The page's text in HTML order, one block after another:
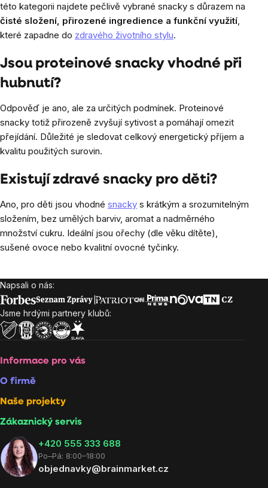
této kategorii najdete pečlivě vybrané snacky s důrazem na
čisté složení, přirozené ingredience a funkční využití,
které zapadne do zdravého životního stylu.
Jsou proteinové snacky vhodné při
hubnutí?
Odpověď je ano, ale za určitých podmínek. Proteinové
snacky totiž přirozeně zvyšují sytivost a pomáhají omezit
přejídání. Důležité je sledovat celkový energetický příjem a
kvalitu použitých surovin.
Existují zdravé snacky pro děti?
Ano, pro děti jsou vhodné snacky s krátkým a srozumitelným
složením, bez umělých barviv, aromat a nadměrného
množství cukru. Ideální jsou ořechy (dle věku dítěte),
sušené ovoce nebo kvalitní ovocné tyčinky.
Zápatí
Napsali o nás:
Jsme hrdými partnery klubů:
Informace pro vás
O firmě
Naše projekty
Zákaznický servis
‭+420 555 333 688
Po–Pá: 8:00–18:00
objednavky@brainmarket.cz